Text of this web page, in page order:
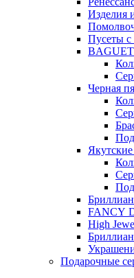
Изделия
Пусеты с
Черная
FANCY
High
Подарочные